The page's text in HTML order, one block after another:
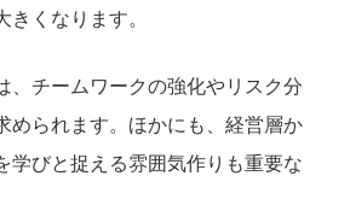
きくなります。
、チームワークの強化やリスク分
められます。ほかにも、経営層か
学びと捉える雰囲気作りも重要な